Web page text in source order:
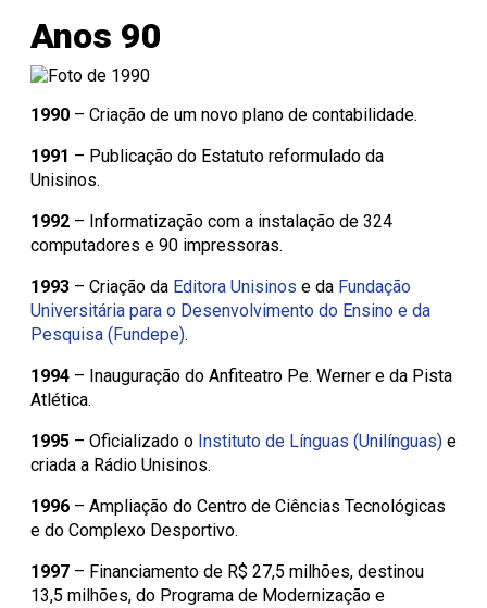
Anos 90
1990 – Criação de um novo plano de contabilidade.
1991 – Publicação do Estatuto reformulado da
Unisinos.
1992 – Informatização com a instalação de 324
computadores e 90 impressoras.
1993 – Criação da Editora Unisinos e da Fundação
Universitária para o Desenvolvimento do Ensino e da
Pesquisa (Fundepe).
1994 – Inauguração do Anfiteatro Pe. Werner e da Pista
Atlética.
1995 – Oficializado o Instituto de Línguas (Unilínguas) e
criada a Rádio Unisinos.
1996 – Ampliação do Centro de Ciências Tecnológicas
e do Complexo Desportivo.
1997 – Financiamento de R$ 27,5 milhões, destinou
13,5 milhões, do Programa de Modernização e